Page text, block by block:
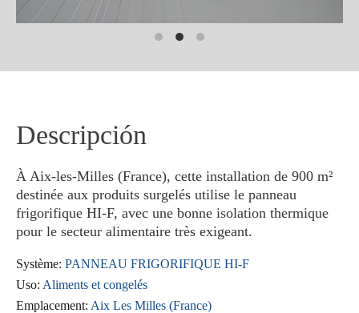
Descripción
À Aix-les-Milles (France), cette installation de 900 m²
destinée aux produits surgelés utilise le panneau
frigorifique HI-F, avec une bonne isolation thermique
pour le secteur alimentaire très exigeant.
Système: PANNEAU FRIGORIFIQUE HI-F
Uso: Aliments et congelés
Emplacement: Aix Les Milles (France)